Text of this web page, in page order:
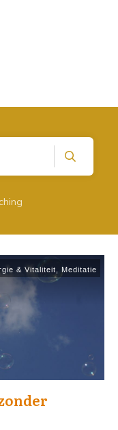
& Vitaliteit Meditatie